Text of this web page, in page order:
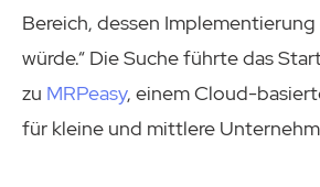
Bereich, dessen
würde.“ Die Suche führte das
zu MRPeasy, einem Cloud-
für kleine und mittlere